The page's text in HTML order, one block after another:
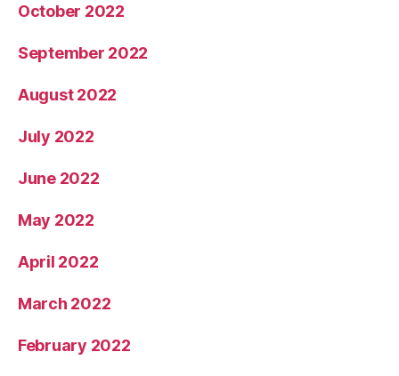
October 2022
September 2022
August 2022
July 2022
June 2022
May 2022
April 2022
March 2022
February 2022